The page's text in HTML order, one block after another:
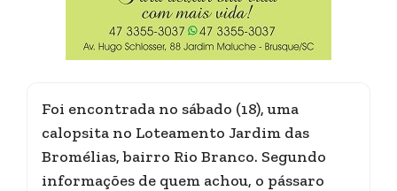
Foi encontrada no sábado (18), uma
calopsita no Loteamento Jardim das
Bromélias, bairro Rio Branco. Segundo
informações de quem achou, o pássaro